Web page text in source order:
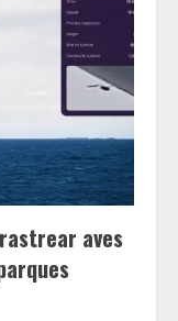
aves